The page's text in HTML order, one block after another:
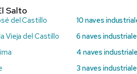
Salto
del Castillo 10 naves
Vieja del Castillo 6 naves
4 naves
3 naves